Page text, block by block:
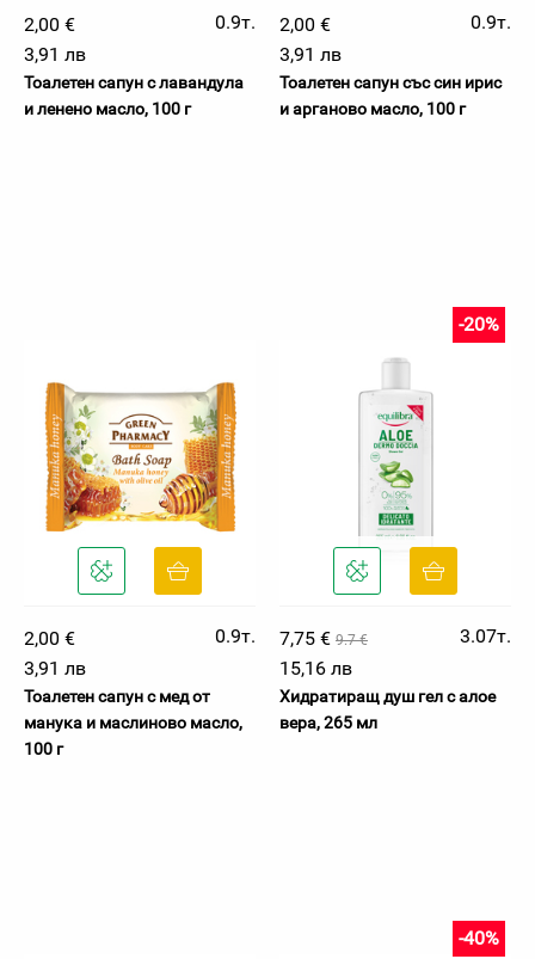
2,00 €
0.9т.
3,91 лв
Тоалетен сапун с лавандула
и ленено масло, 100 г
2,00 €
0.9т.
3,91 лв
Тоалетен сапун със син ирис
и арганово масло, 100 г
2,00 €
0.9т.
3,91 лв
Тоалетен сапун с мед от
манука и маслиново масло,
100 г
7,75 € 9.7 €
-20%
3.07т.
15,16 лв
Хидратиращ душ гел с алое
вера, 265 мл
-40%